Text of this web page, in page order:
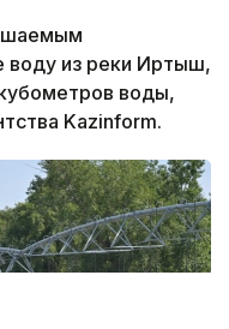
воду из реки Иртыш,
воды,
Kazinform.